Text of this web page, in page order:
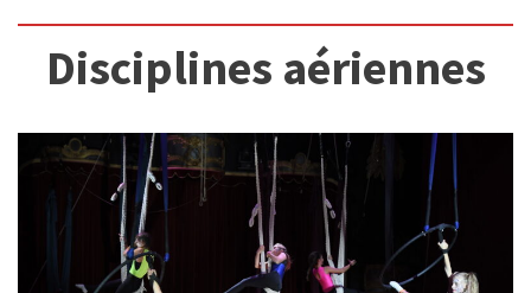
Disciplines aériennes